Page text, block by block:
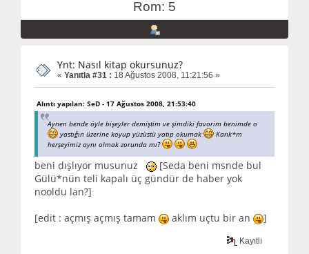
Rom: 5
Ynt: Nasıl kitap okursunuz?
« Yanıtla #31 : 18 Ağustos 2008, 11:21:56 »
Alıntı yapılan: SeD - 17 Ağustos 2008, 21:53:40
Aynen bende öyle bişeyler demiştim ve şimdiki favorim benimde o
yastığın üzerine koyup yüzüstü yatıp okumak
Kank*m
herşeyimiz aynı olmak zorunda mı?
beni dışlıyor musunuz
[Seda beni msnde bul
Gülü*nün teli kapalı üç gündür de haber yok
nooldu lan?]
[edit : açmış açmış tamam
aklım uçtu bir an ]
Kayıtlı